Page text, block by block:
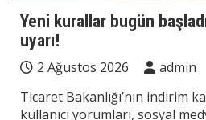
Yeni kurallar bugün
uyarı!
2 Ağustos 2026 admin
Ticaret Bakanlığı’nın indirim
kullanıcı yorumları, sosyal